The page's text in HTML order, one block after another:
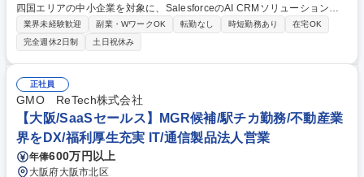
四国エリアの中小企業を対象に、SalesforceのAI CRMソリューションを
活用した企業変革支援を担当いただきます。担当テリトリーのオーナーと
して売上計画を立案し、新規顧客の開拓から既存顧客への アップセル・ク
ロスセルまで一貫して推進します。 提案先は経営者や役員などの意思決定
層が中心です。顧客が抱える経営課題の解決だけでなく、将来の事業成長
や組織変革の実現に向けた提案を行い、信頼されるパートナーとして伴走
します。マーケティングやインサイドセールスと連携しながら営業活動を
推進。経営層への提案機会が豊富で、高度な提案力やクロージング力を磨
くことができます。 募集職種 【福岡】中小企業向けITソリューション営
業/アカウントエグゼクティブ
業界未経験歓迎 副業・WワークOK 転勤なし 時短勤務あり
在宅OK
完全週休2日制
土日祝休み
正社員
GMO ReTech株式会社
【大阪/SaaSセールス】MGR候補/駅チカ勤務/不動産業
界をDX/福利厚生充実 IT/通信製品法人営業
年俸600万円以上
大阪府大阪市北区